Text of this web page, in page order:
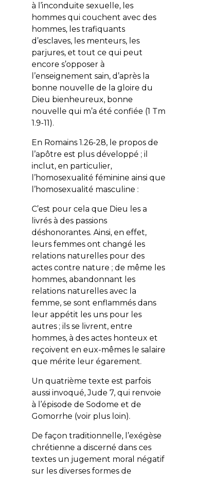
à l’inconduite sexuelle, les
hommes qui couchent avec des
hommes, les trafiquants
d’esclaves, les menteurs, les
parjures, et tout ce qui peut
encore s’opposer à
l’enseignement sain, d’après la
bonne nouvelle de la gloire du
Dieu bienheureux, bonne
nouvelle qui m’a été confiée (1 Tm
1.9-11).
En Romains 1.26-28, le propos de
l’apôtre est plus développé ; il
inclut, en particulier,
l’homosexualité féminine ainsi que
l’homosexualité masculine :
C’est pour cela que Dieu les a
livrés à des passions
déshonorantes. Ainsi, en effet,
leurs femmes ont changé les
relations naturelles pour des
actes contre nature ; de même les
hommes, abandonnant les
relations naturelles avec la
femme, se sont enflammés dans
leur appétit les uns pour les
autres ; ils se livrent, entre
hommes, à des actes honteux et
reçoivent en eux-mêmes le salaire
que mérite leur égarement.
Un quatrième texte est parfois
aussi invoqué, Jude 7, qui renvoie
à l’épisode de Sodome et de
Gomorrhe (voir plus loin).
De façon traditionnelle, l’exégèse
chrétienne a discerné dans ces
textes un jugement moral négatif
sur les diverses formes de